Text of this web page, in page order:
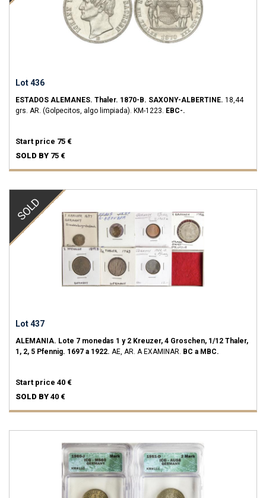
Lot 436
ESTADOS ALEMANES. Thaler. 1870-B. SAXONY-ALBERTINE. 18,44
grs. AR. (Golpecitos, algo limpiada). KM-1223. EBC-.
Start price 75 €
SOLD BY 75 €
SOLD
Lot 437
ALEMANIA. Lote 7 monedas 1 y 2 Kreuzer, 4 Groschen, 1/12 Thaler,
1, 2, 5 Pfennig. 1697 a 1922. AE, AR. A EXAMINAR. BC a MBC.
Start price 40 €
SOLD BY 40 €